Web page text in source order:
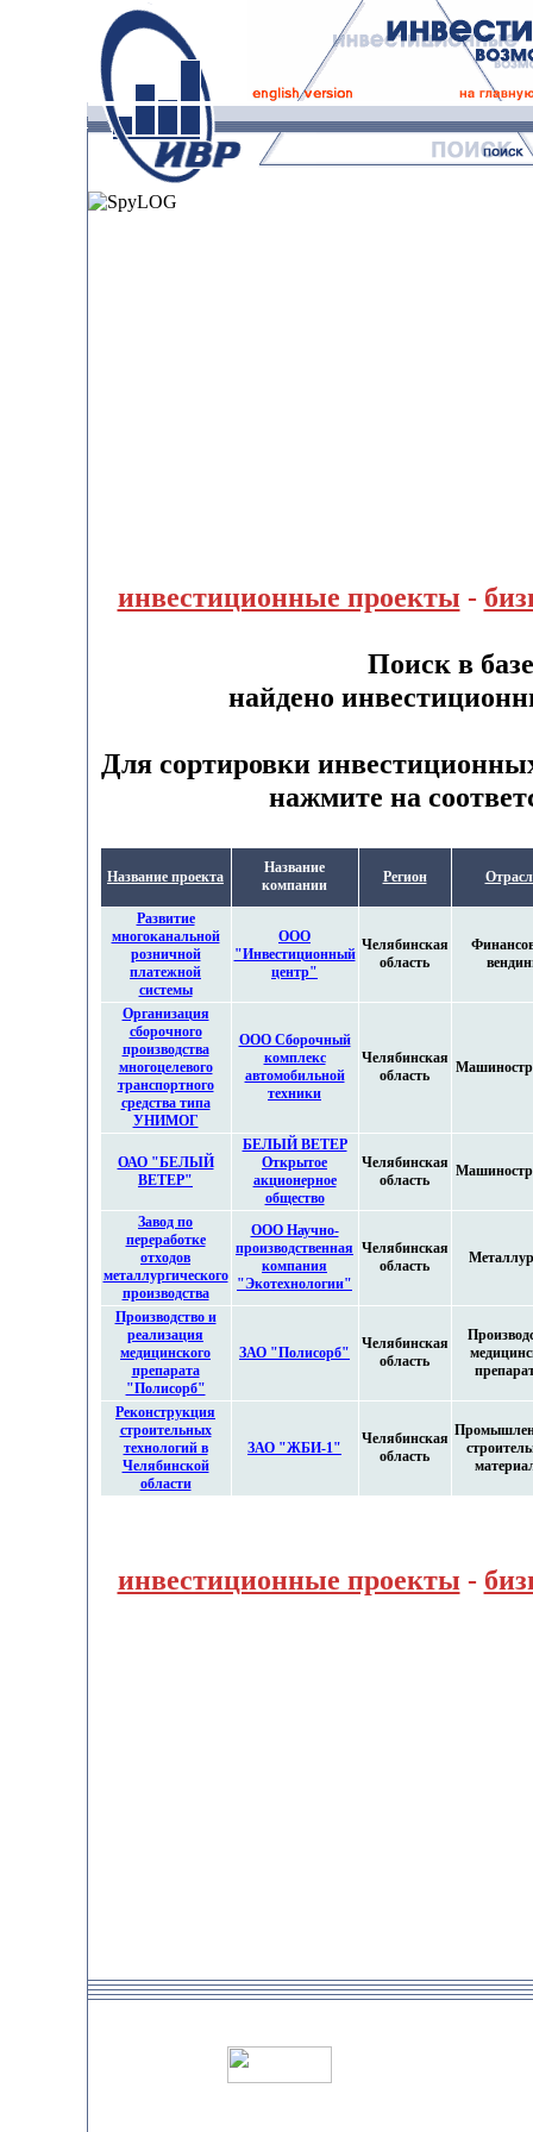
инвестиционные проекты -
Поиск в
найдено
Для сортировки
нажмите на
Название проекта
Название
компании
Регион
Развитие
многоканальной
розничной
платежной
системы
ООО
"Инвестиционный
центр"
Челябинская
область
Организация
сборочного
производства
многоцелевого
транспортного
средства типа
УНИМОГ
ООО Сборочный
комплекс
автомобильной
техники
Челябинская
область
ОАО "БЕЛЫЙ
ВЕТЕР"
БЕЛЫЙ ВЕТЕР
Открытое
акционерное
общество
Челябинская
область
Завод по
переработке
отходов
металлургического
производства
ООО Научно-
производственная
компания
"Экотехнологии"
Челябинская
область
Производство и
реализация
медицинского
препарата
"Полисорб"
ЗАО "Полисорб"
Челябинская
область
Реконструкция
строительных
технологий в
Челябинской
области
ЗАО "ЖБИ-1"
Челябинская
область
инвестиционные проекты -